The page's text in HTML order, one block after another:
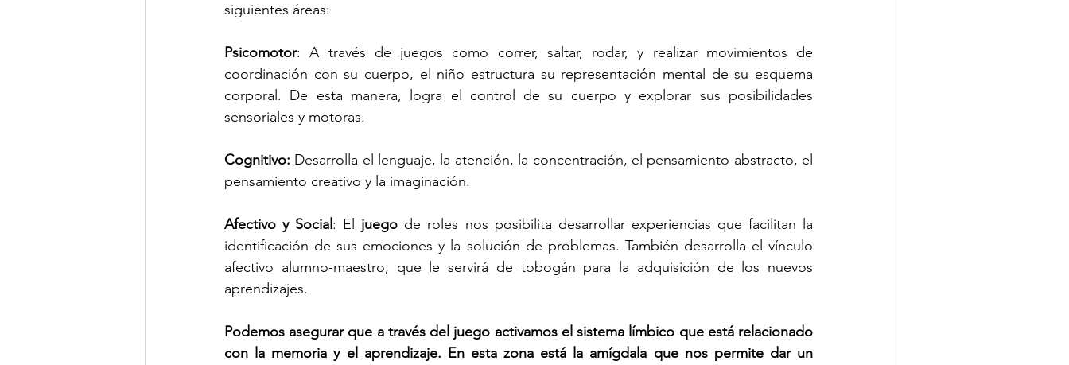
siguientes áreas:
Psicomotor: A través de juegos como correr, saltar, rodar, y realizar movimientos de
coordinación con su cuerpo, el niño estructura su representación mental de su esquema
corporal. De esta manera, logra el control de su cuerpo y explorar sus posibilidades
sensoriales y motoras.
Cognitivo: Desarrolla el lenguaje, la atención, la concentración, el pensamiento abstracto, el
pensamiento creativo y la imaginación.
Afectivo y Social: El juego de roles nos posibilita desarrollar experiencias que facilitan la
identificación de sus emociones y la solución de problemas. También desarrolla el vínculo
afectivo alumno-maestro, que le servirá de tobogán para la adquisición de los nuevos
aprendizajes.
Podemos asegurar que a través del juego activamos el sistema límbico que está relacionado
con la memoria y el aprendizaje. En esta zona está la amígdala que nos permite dar un